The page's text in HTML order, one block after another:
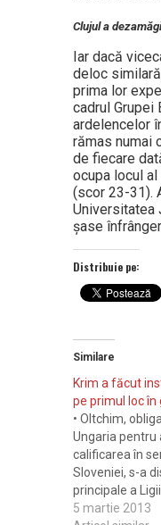
Clujul a
Iar dacă
deloc
prima lor
cadrul Grupei
ardelencelor
rămas numai
de fiecare
ocupa locul
(scor 23-31).
Universitatea
şase
Distribuie pe:
Similare
Krim a făcut
pe primul loc în
• Oltchim,
Ungaria pentru
calificarea în
Sloveniei, s-a
principale a
feminin, între
5 martie 2013